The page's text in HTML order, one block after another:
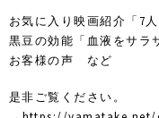
お気に入り映画紹介「7人
黒豆の効能「血液をサラ
お客様の声 など
是非ご覧ください。